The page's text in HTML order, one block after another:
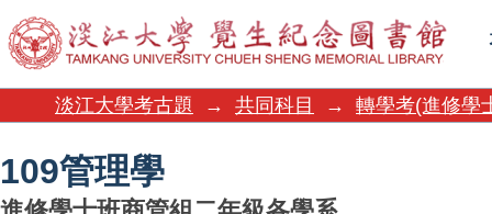
109管理學
淡江大學考古題 → 共同科目 → 轉學考(進修學
109管理學